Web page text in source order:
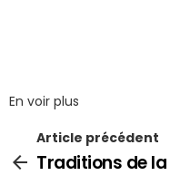
En voir plus
Article précédent
Traditions de